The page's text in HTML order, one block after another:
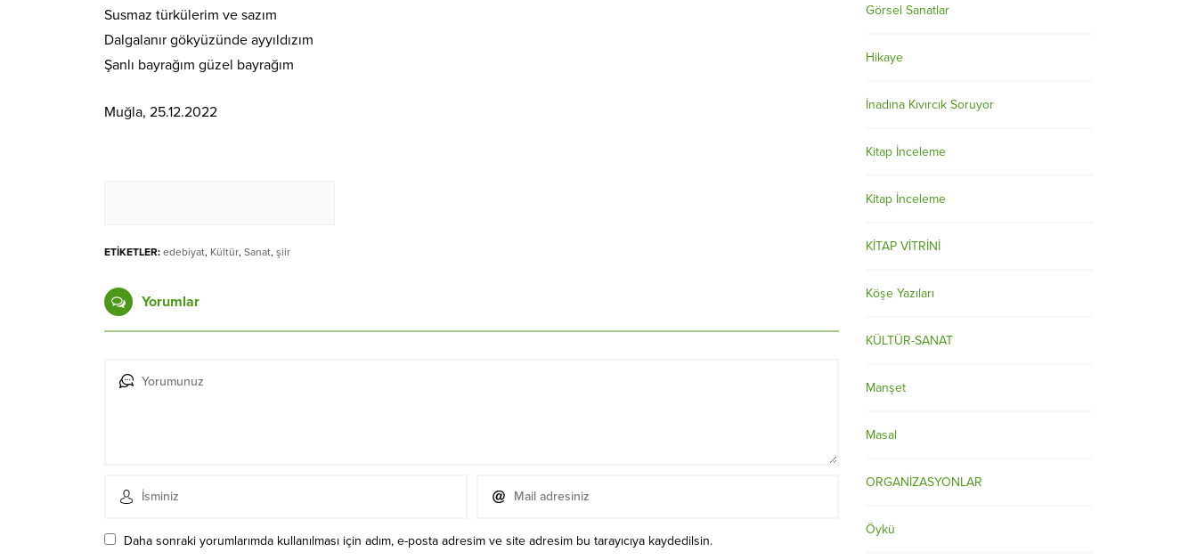
Susmaz türkülerim ve sazım
Dalgalanır gökyüzünde ayyıldızım
Şanlı bayrağım güzel bayrağım
Muğla, 25.12.2022
ETİKETLER: edebiyat, Kültür, Sanat, şiir
Yorumlar
Daha sonraki yorumlarımda kullanılması için adım, e-posta adresim ve site adresim bu tarayıcıya kaydedilsin.
Görsel Sanatlar
Hikaye
İnadına Kıvırcık Soruyor
Kitap İnceleme
Kitap İnceleme
KİTAP VİTRİNİ
Köşe Yazıları
KÜLTÜR-SANAT
Manşet
Masal
ORGANİZASYONLAR
Öykü